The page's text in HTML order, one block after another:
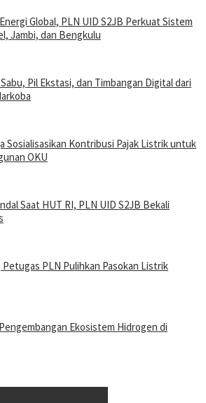
Global, PLN UID S2JB Perkuat Sistem
Jambi, dan Bengkulu
Pil Ekstasi, dan Timbangan Digital dari
Sosialisasikan Kontribusi Pajak Listrik untuk
OKU
Saat HUT RI, PLN UID S2JB Bekali
Petugas PLN Pulihkan Pasokan Listrik
Ekosistem Hidrogen di